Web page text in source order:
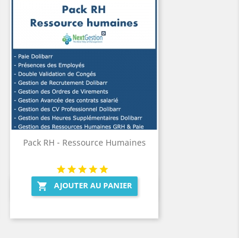
Pack RH - Ressource Humaines
 AJOUTER AU PANIER
Aperçu rapide